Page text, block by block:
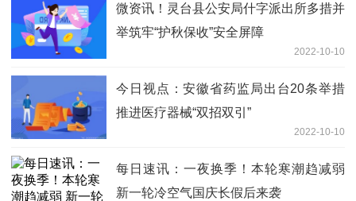
微资讯！灵台县公安局什字派出所多措并
举筑牢“护秋保收”安全屏障
2022-10-10
今日视点：安徽省药监局出台20条举措
推进医疗器械“双招双引”
2022-10-10
每日速讯：一夜换季！本轮寒潮趋减弱
新一轮冷空气国庆长假后来袭